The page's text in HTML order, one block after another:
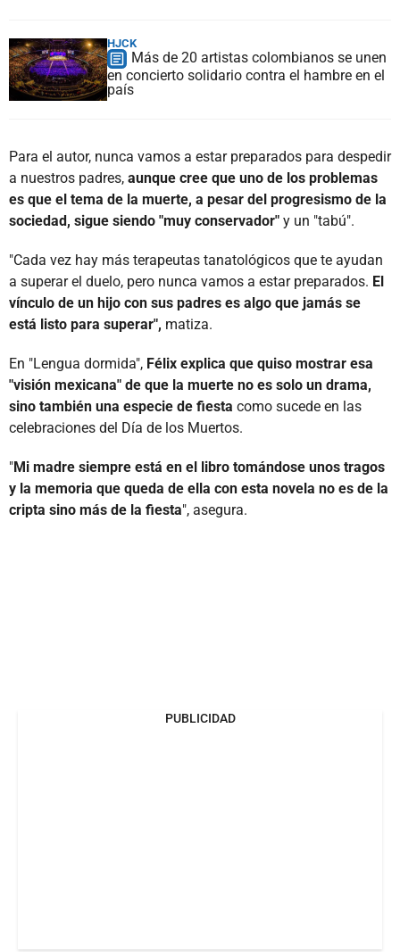
HJCK
Más de 20 artistas colombianos se unen
en concierto solidario contra el hambre en el
país
Para el autor, nunca vamos a estar preparados para despedir
a nuestros padres, aunque cree que uno de los problemas
es que el tema de la muerte, a pesar del progresismo de la
sociedad, sigue siendo "muy conservador" y un "tabú".
"Cada vez hay más terapeutas tanatológicos que te ayudan
a superar el duelo, pero nunca vamos a estar preparados. El
vínculo de un hijo con sus padres es algo que jamás se
está listo para superar", matiza.
En "Lengua dormida", Félix explica que quiso mostrar esa
"visión mexicana" de que la muerte no es solo un drama,
sino también una especie de fiesta como sucede en las
celebraciones del Día de los Muertos.
"Mi madre siempre está en el libro tomándose unos tragos
y la memoria que queda de ella con esta novela no es de la
cripta sino más de la fiesta", asegura.
PUBLICIDAD